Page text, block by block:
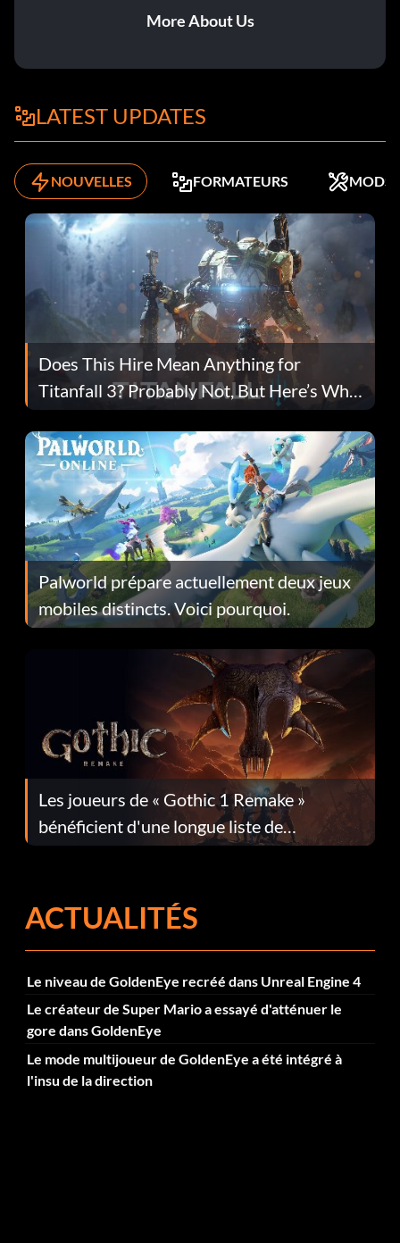
More About Us
LATEST UPDATES
NOUVELLES FORMATEURS MODS
Does This Hire Mean Anything for
Titanfall 3? Probably Not, But Here’s Why
Fans Are Hopeful
Palworld prépare actuellement deux jeux
mobiles distincts. Voici pourquoi.
Les joueurs de « Gothic 1 Remake »
bénéficient d'une longue liste de
corrections dans la mise à jour 1.0.4
ACTUALITÉS
Le niveau de GoldenEye recréé dans Unreal Engine 4
Le créateur de Super Mario a essayé d'atténuer le
gore dans GoldenEye
Le mode multijoueur de GoldenEye a été intégré à
l'insu de la direction